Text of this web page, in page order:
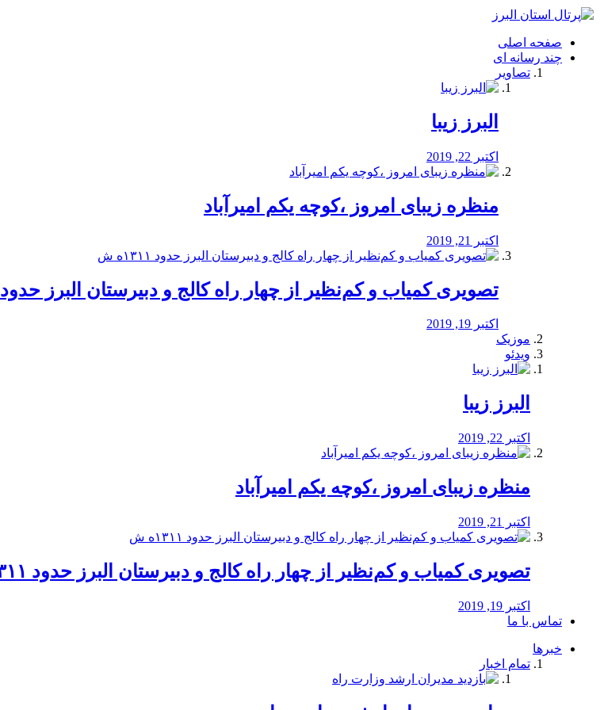
فصد
شرق
تهران
خشکشویی
صفحه اصلی
چند رسانه ای
تصاویر
البرز زیبا
اکتبر 22, 2019
منظره‌‌ زیبای امروز ،کوچه یکم امیرآباد
اکتبر 21, 2019
️تصویری کمیاب و کم‌نظیر از چهار راه كالج و دبيرستان البرز حدود ۱۳۱۱ه ش
اکتبر 19, 2019
موزیک
ویدئو
البرز زیبا
اکتبر 22, 2019
منظره‌‌ زیبای امروز ،کوچه یکم امیرآباد
اکتبر 21, 2019
️تصویری کمیاب و کم‌نظیر از چهار راه كالج و دبيرستان البرز حدود ۱۳۱۱ه ش
اکتبر 19, 2019
تماس با ما
خبرها
تمام اخبار